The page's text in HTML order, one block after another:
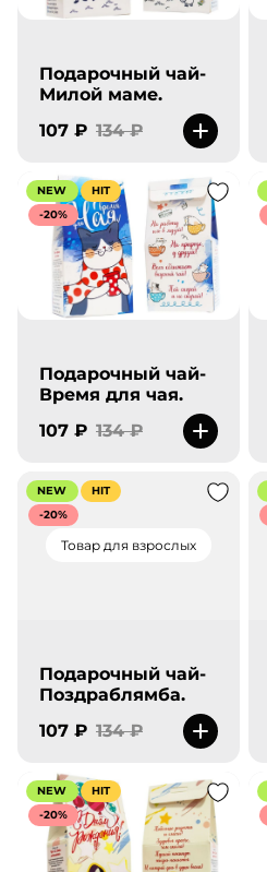
Подарочный чай-
Милой маме.
107 ₽ 134 ₽
NEW
HIT
-20%
Подарочный чай-
Время для чая.
107 ₽ 134 ₽
Товар для взрослых
NEW
HIT
-20%
Подарочный чай-
Поздраблямба.
107 ₽ 134 ₽
NEW
HIT
-20%